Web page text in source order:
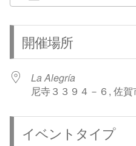
開催場所
La Alegría
尼寺３３９４－６, 佐
イベントタイプ